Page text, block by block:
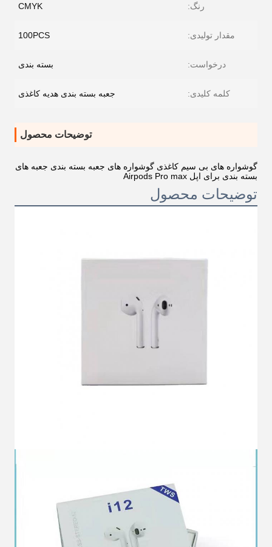
رنگ: CMYK
مقدار تولیدی: 100PCS
درخواست: بسته بندی
کلمه کلیدی: جعبه بسته بندی هدیه کاغذی
توضیحات محصول
گوشواره های بی سیم کاغذی گوشواره های جعبه بسته بندی جعبه های
بسته بندی برای اپل Airpods Pro max
توضیحات محصول